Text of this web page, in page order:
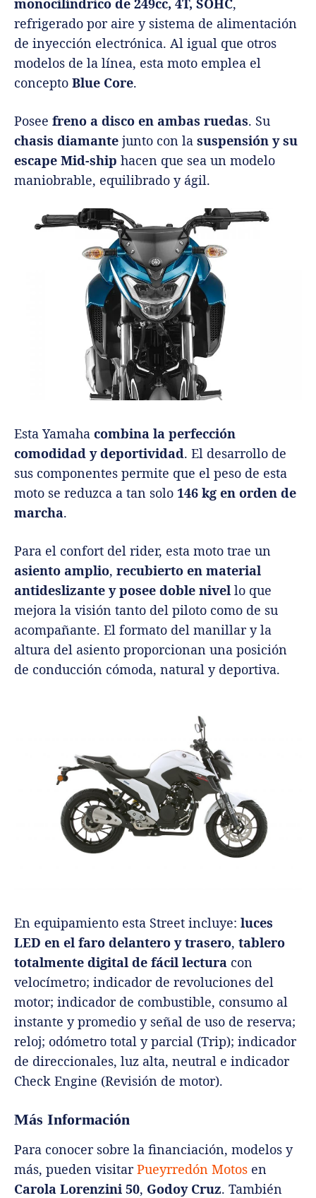
refrigerado por aire y sistema de alimentación
de inyección electrónica. Al igual que otros
modelos de la línea, esta moto emplea el
concepto Blue Core.
Posee freno a disco en ambas ruedas. Su
chasis diamante junto con la suspensión y su
escape Mid-ship hacen que sea un modelo
maniobrable, equilibrado y ágil.
Esta Yamaha combina la perfección
comodidad y deportividad. El desarrollo de
sus componentes permite que el peso de esta
moto se reduzca a tan solo 146 kg en orden de
marcha.
Para el confort del rider, esta moto trae un
asiento amplio, recubierto en material
antideslizante y posee doble nivel lo que
mejora la visión tanto del piloto como de su
acompañante. El formato del manillar y la
altura del asiento proporcionan una posición
de conducción cómoda, natural y deportiva.
En equipamiento esta Street incluye: luces
LED en el faro delantero y trasero, tablero
totalmente digital de fácil lectura con
velocímetro; indicador de revoluciones del
motor; indicador de combustible, consumo al
instante y promedio y señal de uso de reserva;
reloj; odómetro total y parcial (Trip); indicador
de direccionales, luz alta, neutral e indicador
Check Engine (Revisión de motor).
Más Información
Para conocer sobre la financiación, modelos y
más, pueden visitarPueyrredón Motos en
Carola Lorenzini 50, Godoy Cruz. También